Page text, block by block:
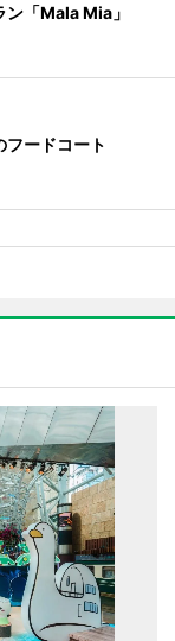
ン「Mala Mia」
フードコート